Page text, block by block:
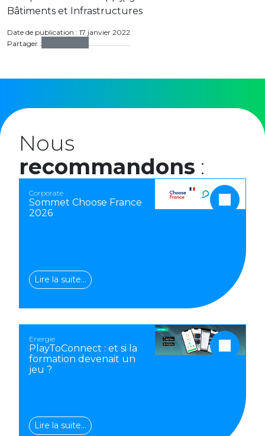
Bâtiments et Infrastructures
Date de publication : 17 janvier 2022
Partager :
Nous
recommandons :
Corporate
Sommet Choose France
2026
Lire la suite…
Energie
PlayToConnect : et si la
formation devenait un
jeu ?
Lire la suite…